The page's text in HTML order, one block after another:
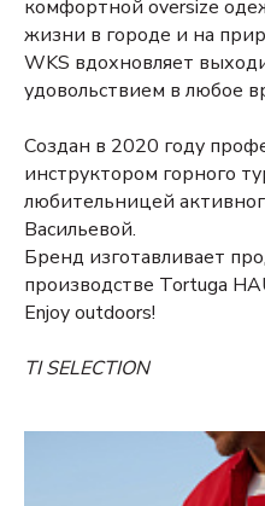
комфортной oversize
жизни в городе и на
WKS вдохновляет
удовольствием в любое
Создан в 2020 году
инструктором горного
любительницей
Васильевой.
Бренд изготавливает
производстве Tortuga
Enjoy outdoors!
TI SELECTION